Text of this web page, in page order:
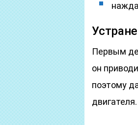
Первым
он
поэтому
двигателя.